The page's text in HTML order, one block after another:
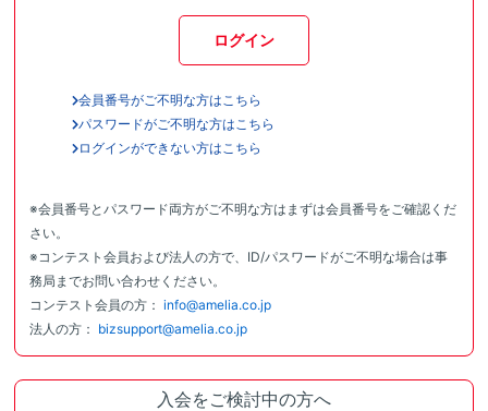
ログイン
会員番号がご不明な方はこちら
パスワードがご不明な方はこちら
ログインができない方はこちら
※会員番号とパスワード両方がご不明な方はまずは会員番号をご確認くだ
さい。
※コンテスト会員および法人の方で、ID/パスワードがご不明な場合は事
務局までお問い合わせください。
コンテスト会員の方： info@amelia.co.jp
法人の方： bizsupport@amelia.co.jp
入会をご検討中の方へ